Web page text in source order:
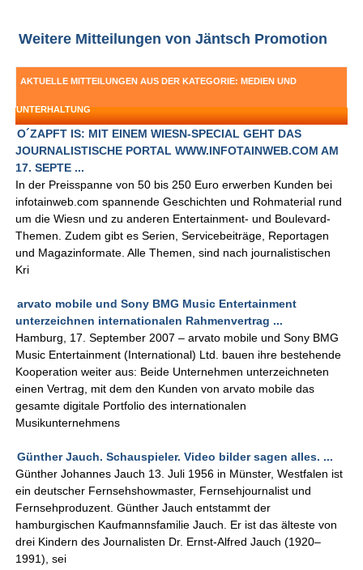
Weitere Mitteilungen von Jäntsch Promotion
AKTUELLE MITTEILUNGEN AUS DER KATEGORIE: MEDIEN UND
UNTERHALTUNG
O´ZAPFT IS: MIT EINEM WIESN-SPECIAL GEHT DAS
JOURNALISTISCHE PORTAL WWW.INFOTAINWEB.COM AM
17. SEPTE ...
In der Preisspanne von 50 bis 250 Euro erwerben Kunden bei
infotainweb.com spannende Geschichten und Rohmaterial rund
um die Wiesn und zu anderen Entertainment- und Boulevard-
Themen. Zudem gibt es Serien, Servicebeiträge, Reportagen
und Magazinformate. Alle Themen, sind nach journalistischen
Kri
arvato mobile und Sony BMG Music Entertainment
unterzeichnen internationalen Rahmenvertrag ...
Hamburg, 17. September 2007 – arvato mobile und Sony BMG
Music Entertainment (International) Ltd. bauen ihre bestehende
Kooperation weiter aus: Beide Unternehmen unterzeichneten
einen Vertrag, mit dem den Kunden von arvato mobile das
gesamte digitale Portfolio des internationalen
Musikunternehmens
Günther Jauch. Schauspieler. Video bilder sagen alles. ...
Günther Johannes Jauch 13. Juli 1956 in Münster, Westfalen ist
ein deutscher Fernsehshowmaster, Fernsehjournalist und
Fernsehproduzent. Günther Jauch entstammt der
hamburgischen Kaufmannsfamilie Jauch. Er ist das älteste von
drei Kindern des Journalisten Dr. Ernst-Alfred Jauch (1920–
1991), sei